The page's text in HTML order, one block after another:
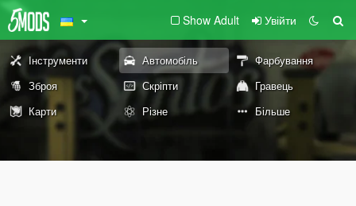
Show Adult Увійти
Інструменти Автомобіль
Фарбування
Зброя
Скріпти
Гравець
Карти
Різне Більше